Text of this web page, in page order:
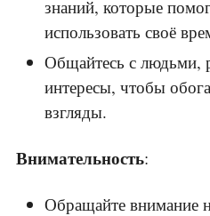
знаний, которые
использовать своё
Общайтесь с
интересы, чтобы
взгляды.
Внимательность:
Обращайте внимание